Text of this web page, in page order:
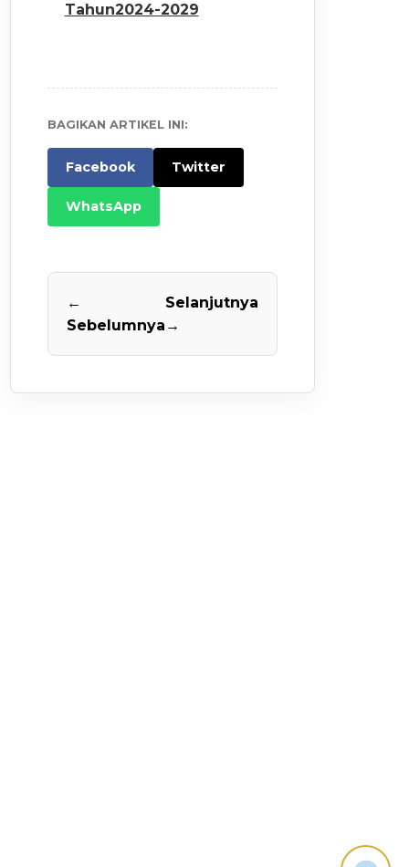
Tahun2024-2029
BAGIKAN ARTIKEL INI:
Facebook Twitter
WhatsApp
←
Sebelumnya
Selanjutnya
→